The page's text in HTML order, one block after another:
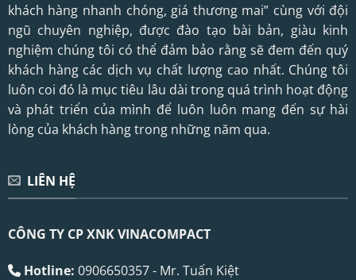
khách hàng nhanh chóng, giá thương mai” cùng với đội
ngũ chuyên nghiệp, được đào tạo bài bản, giàu kinh
nghiệm chúng tôi có thể đảm bảo rằng sẽ đem đến quý
khách hàng các dịch vụ chất lượng cao nhất. Chúng tôi
luôn coi đó là mục tiêu lâu dài trong quá trình hoạt động
và phát triển của mình để luôn luôn mang đến sự hài
lòng của khách hàng trong những năm qua.
LIÊN HỆ
CÔNG TY CP XNK VINACOMPACT
Hotline: 0906650357 - Mr. Tuấn Kiệt